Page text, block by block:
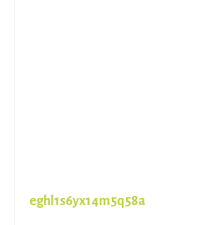
eghl1s6yx14m5q58a